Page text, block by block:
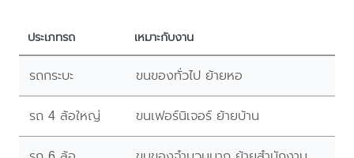
ประเภทรถ เหมาะกับงาน
รถกระบะ ขนของทั่วไป ย้ายหอ
รถ 4 ล้อใหญ่ ขนเฟอร์นิเจอร์ ย้ายบ้าน